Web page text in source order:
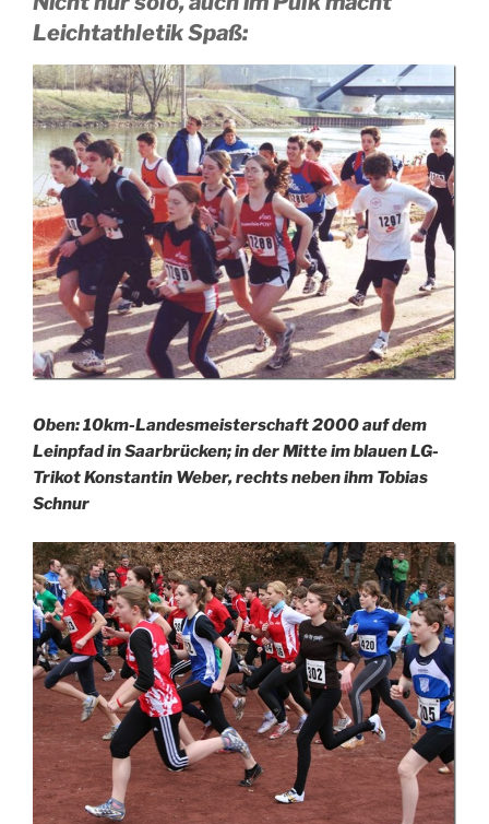
Leichtathletik Spaß:
Oben: 10km-Landesmeisterschaft 2000 auf dem
Leinpfad in Saarbrücken; in der Mitte im blauen LG-
Trikot Konstantin Weber, rechts neben ihm Tobias
Schnur